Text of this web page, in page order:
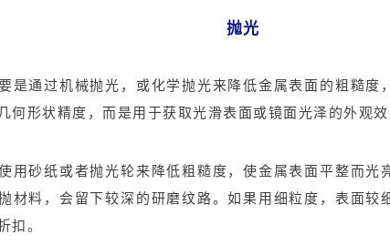
抛光
是通过机械抛光，或化学抛光来降低金属表面的粗糙度
何形状精度，而是用于获取光滑表面或镜面光泽的外观效
用砂纸或者抛光轮来降低粗糙度，使金属表面平整而光
材料，会留下较深的研磨纹路。如果用细粒度，表面较
扣。